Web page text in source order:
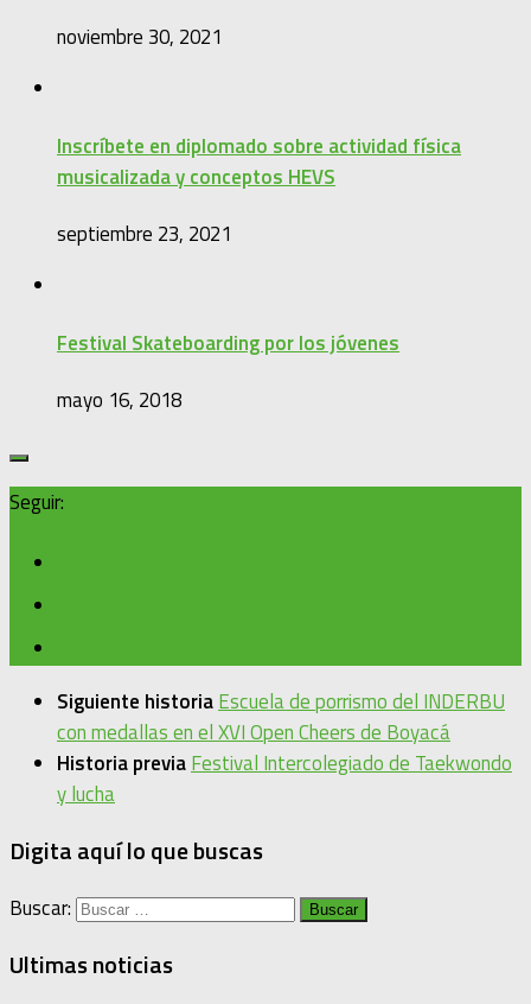
noviembre 30, 2021
Inscríbete en diplomado sobre actividad física
musicalizada y conceptos HEVS
septiembre 23, 2021
Festival Skateboarding por los jóvenes
mayo 16, 2018
Seguir:
Siguiente historiaEscuela de porrismo del INDERBU
con medallas en el XVI Open Cheers de Boyacá
Historia previaFestival Intercolegiado de Taekwondo
y lucha
Digita aquí lo que buscas
Buscar:
Ultimas noticias